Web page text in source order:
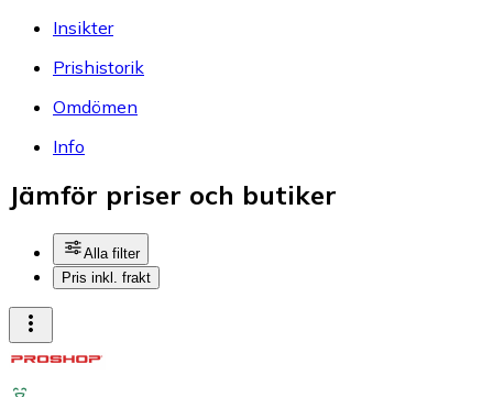
Insikter
Prishistorik
Omdömen
Info
Jämför priser och butiker
Alla filter
Pris inkl. frakt